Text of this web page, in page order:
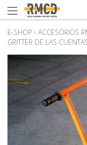
E-SHOP › ACCESORIOS
GRITTER DE LAS